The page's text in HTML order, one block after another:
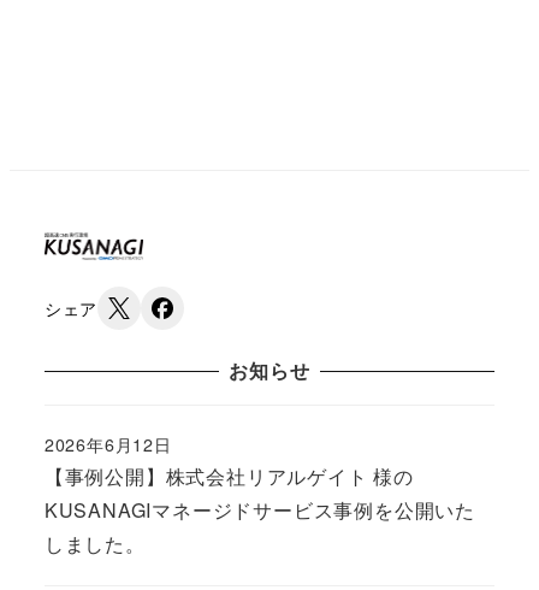
シェア
お知らせ
【事例公開】株式会社リアルゲイト 様の
KUSANAGIマネージドサービス事例を公開いた
しました。
Published
2026年6月12日